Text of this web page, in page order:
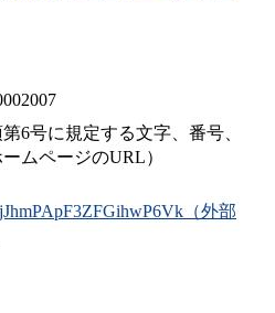
6号に規定する文字、番号、
ムページのURL）
（外部